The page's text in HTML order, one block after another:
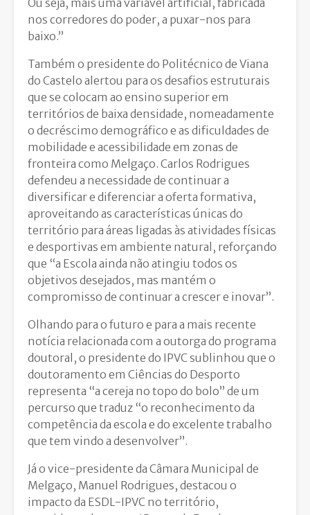
nos corredores do poder, a puxar-nos para
baixo.”
Também o presidente do Politécnico de Viana
do Castelo alertou para os desafios estruturais
que se colocam ao ensino superior em
territórios de baixa densidade, nomeadamente
o decréscimo demográfico e as dificuldades de
mobilidade e acessibilidade em zonas de
fronteira como Melgaço. Carlos Rodrigues
defendeu a necessidade de continuar a
diversificar e diferenciar a oferta formativa,
aproveitando as características únicas do
território para áreas ligadas às atividades físicas
e desportivas em ambiente natural, reforçando
que “a Escola ainda não atingiu todos os
objetivos desejados, mas mantém o
compromisso de continuar a crescer e inovar”.
Olhando para o futuro e para a mais recente
notícia relacionada com a outorga do programa
doutoral, o presidente do IPVC sublinhou que o
doutoramento em Ciências do Desporto
representa “a cereja no topo do bolo” de um
percurso que traduz “o reconhecimento da
competência da escola e do excelente trabalho
que tem vindo a desenvolver”.
Já o vice-presidente da Câmara Municipal de
Melgaço, Manuel Rodrigues, destacou o
impacto da ESDL-IPVC no território,